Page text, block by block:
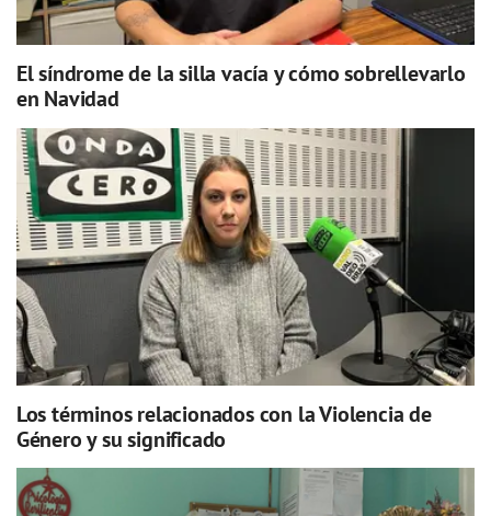
El síndrome de la silla vacía y cómo sobrellevarlo
en Navidad
Los términos relacionados con la Violencia de
Género y su significado